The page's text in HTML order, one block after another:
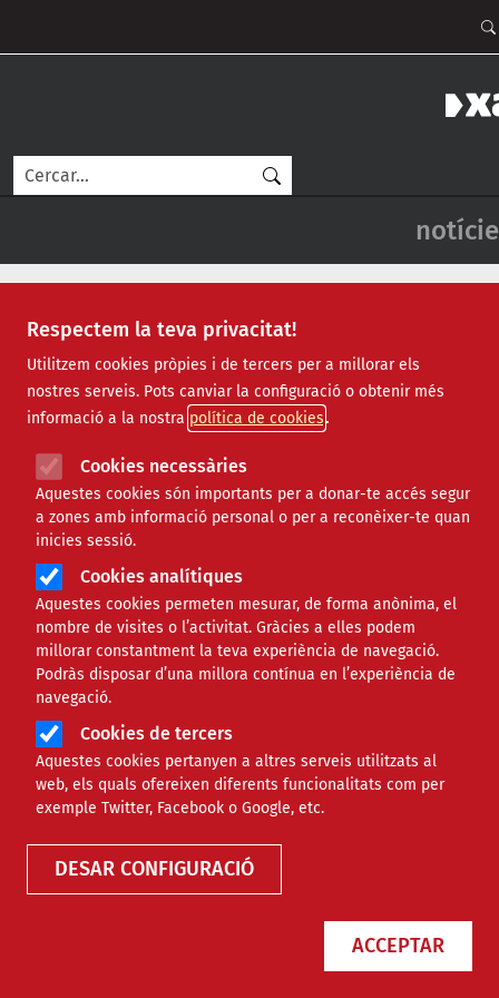
Respectem la teva privacitat!
Utilitzem cookies pròpies i de tercers per a millorar els
nostres serveis. Pots canviar la configuració o obtenir més
informació a la nostra política de cookies
Cookies necessàries
Aquestes cookies són importants per a donar-te accés segur
a zones amb informació personal o per a reconèixer-te quan
inicies sessió.
Cookies analítiques
Aquestes cookies permeten mesurar, de forma anònima, el
nombre de visites o l’activitat. Gràcies a elles podem
millorar constantment la teva experiència de navegació.
Podràs disposar d’una millora contínua en l’experiència de
navegació.
Cookies de tercers
Aquestes cookies pertanyen a altres serveis utilitzats al
web, els quals ofereixen diferents funcionalitats com per
exemple Twitter, Facebook o Google, etc.
DESAR CONFIGURACIÓ
ACCEPTAR
Cerca
-->
Si no visualitzes correctament el butlletí clica aquest
Dimecres, 15 de maig de 2019 - Num. 320
L’Urban Display recapta més de 3.000 € pels infants
dèficit de merosina
El campionat ha tingut una assistència superior a les
persones amb més de 3.600 ballarins i ballarines.
Últimes convocatòries
Subvencions de l'AECID a accions de cooperació
desenvolupament en l'àmbit de l'acció
L'AECID convoca subvencions per a projectes en